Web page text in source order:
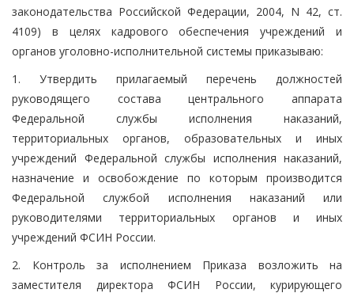
законодательства Российской Федерации, 2004, N 42, ст.
4109) в целях кадрового обеспечения учреждений и
органов уголовно-исполнительной системы приказываю:
1. Утвердить прилагаемый перечень должностей
руководящего состава центрального аппарата
Федеральной службы исполнения наказаний,
территориальных органов, образовательных и иных
учреждений Федеральной службы исполнения наказаний,
назначение и освобождение по которым производится
Федеральной службой исполнения наказаний или
руководителями территориальных органов и иных
учреждений ФСИН России.
2. Контроль за исполнением Приказа возложить на
заместителя директора ФСИН России, курирующего